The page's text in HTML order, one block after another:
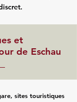
et
de Eschau
sites touristiques